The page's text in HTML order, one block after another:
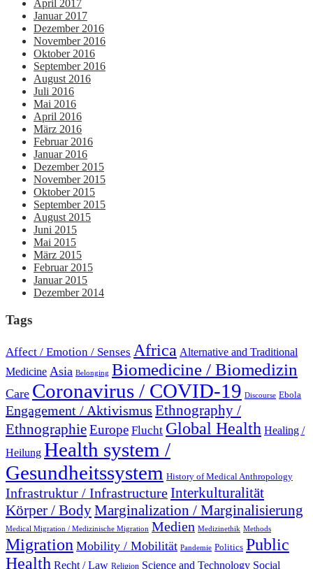
April 2017
Januar 2017
Dezember 2016
November 2016
Oktober 2016
September 2016
August 2016
Juli 2016
Mai 2016
April 2016
März 2016
Februar 2016
Januar 2016
Dezember 2015
November 2015
Oktober 2015
September 2015
August 2015
Juni 2015
Mai 2015
März 2015
Februar 2015
Januar 2015
Dezember 2014
Tags
Affect / Emotion / Senses Africa Alternative and Traditional
Medicine Asia Belonging Biomedicine / Biomedizin
Care Coronavirus / COVID-19 Discourse Ebola
Engagement / Aktivismus Ethnography /
EthnographieEurope Flucht Global Health Healing /
Heilung Health system /
Gesundheitssystem History of Medical Anthropology
Infrastruktur / InfrastructureInterkulturalität
Körper / BodyMarginalization / Marginalisierung
Medical Migration / Medizinische Migration Medien Medizinethik Methods
Migration Mobility / Mobilität Pandemie Politics Public
Health Recht / Law Religion Science and Technology Social